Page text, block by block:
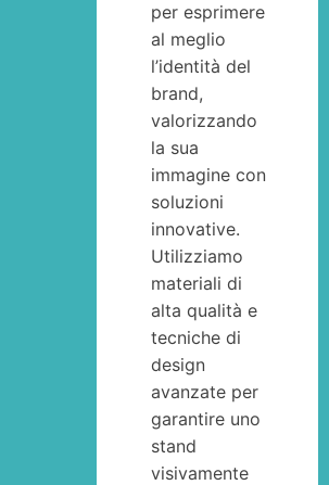
per esprimere
al meglio
l’identità del
brand,
valorizzando
la sua
immagine con
soluzioni
innovative.
Utilizziamo
materiali di
alta qualità e
tecniche di
design
avanzate per
garantire uno
stand
visivamente